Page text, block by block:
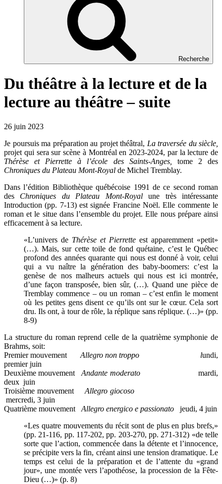
Recherche
Du théâtre à la lecture et de la
lecture au théâtre – suite
26 juin 2023
Je poursuis ma préparation au projet théâtral, La traversée du siècle,
projet qui sera sur scène à Montréal en 2023-2024, par la lecture de
Thérèse et Pierrette à l’école des Saints-Anges, tome 2 des
Chroniques du Plateau Mont-Royal de Michel Tremblay.
Dans l’édition Bibliothèque québécoise 1991 de ce second roman
des Chroniques du Plateau Mont-Royalune très intéressante
Introduction (pp. 7-13) est signée Francine Noël. Elle commente le
roman et le situe dans l’ensemble du projet. Elle nous prépare ainsi
efficacement à sa lecture.
«L’univers de Thérèse et Pierrette est apparemment «petit»
(…). Mais, sur cette toile de fond quétaine, c’est le Québec
profond des années quarante qui nous est donné à voir, celui
qui a vu naître la génération des baby-boomers: c’est la
genèse de nos malheurs actuels qui nous est ici montrée,
d’une façon transposée, bien sûr, (…). Quand une pièce de
Tremblay commence – ou un roman – c’est enfin le moment
où les petites gens disent ce qu’ils ont sur le cœur. Cela sort
dru. Ils ont, à tour de rôle, la réplique sans réplique. (…)» (pp.
8-9)
La structure du roman reprend celle de la quatrième symphonie de
Brahms, soit:
Premier mouvement Allegro non troppo lundi,
premier juin
Deuxième mouvementAndante moderato mardi,
deux juin
Troisième mouvement Allegro giocoso
mercredi, 3 juin
Quatrième mouvement Allegro energico e passionato jeudi, 4 juin
«Les quatre mouvements du récit sont de plus en plus brefs,»
(pp. 21-116, pp. 117-202, pp. 203-270, pp. 271-312) «de telle
sorte que l’action, commencée dans la détente et l’innocence,
se précipite vers la fin, créant ainsi une tension dramatique. Le
temps est celui de la préparation et de l’attente du «grand
jour», une montée vers l’apothéose, la procession de la Fête-
Dieu (…)» (p. 8)